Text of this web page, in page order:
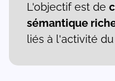
L'objectif est de
sémantique
liés à l'activité